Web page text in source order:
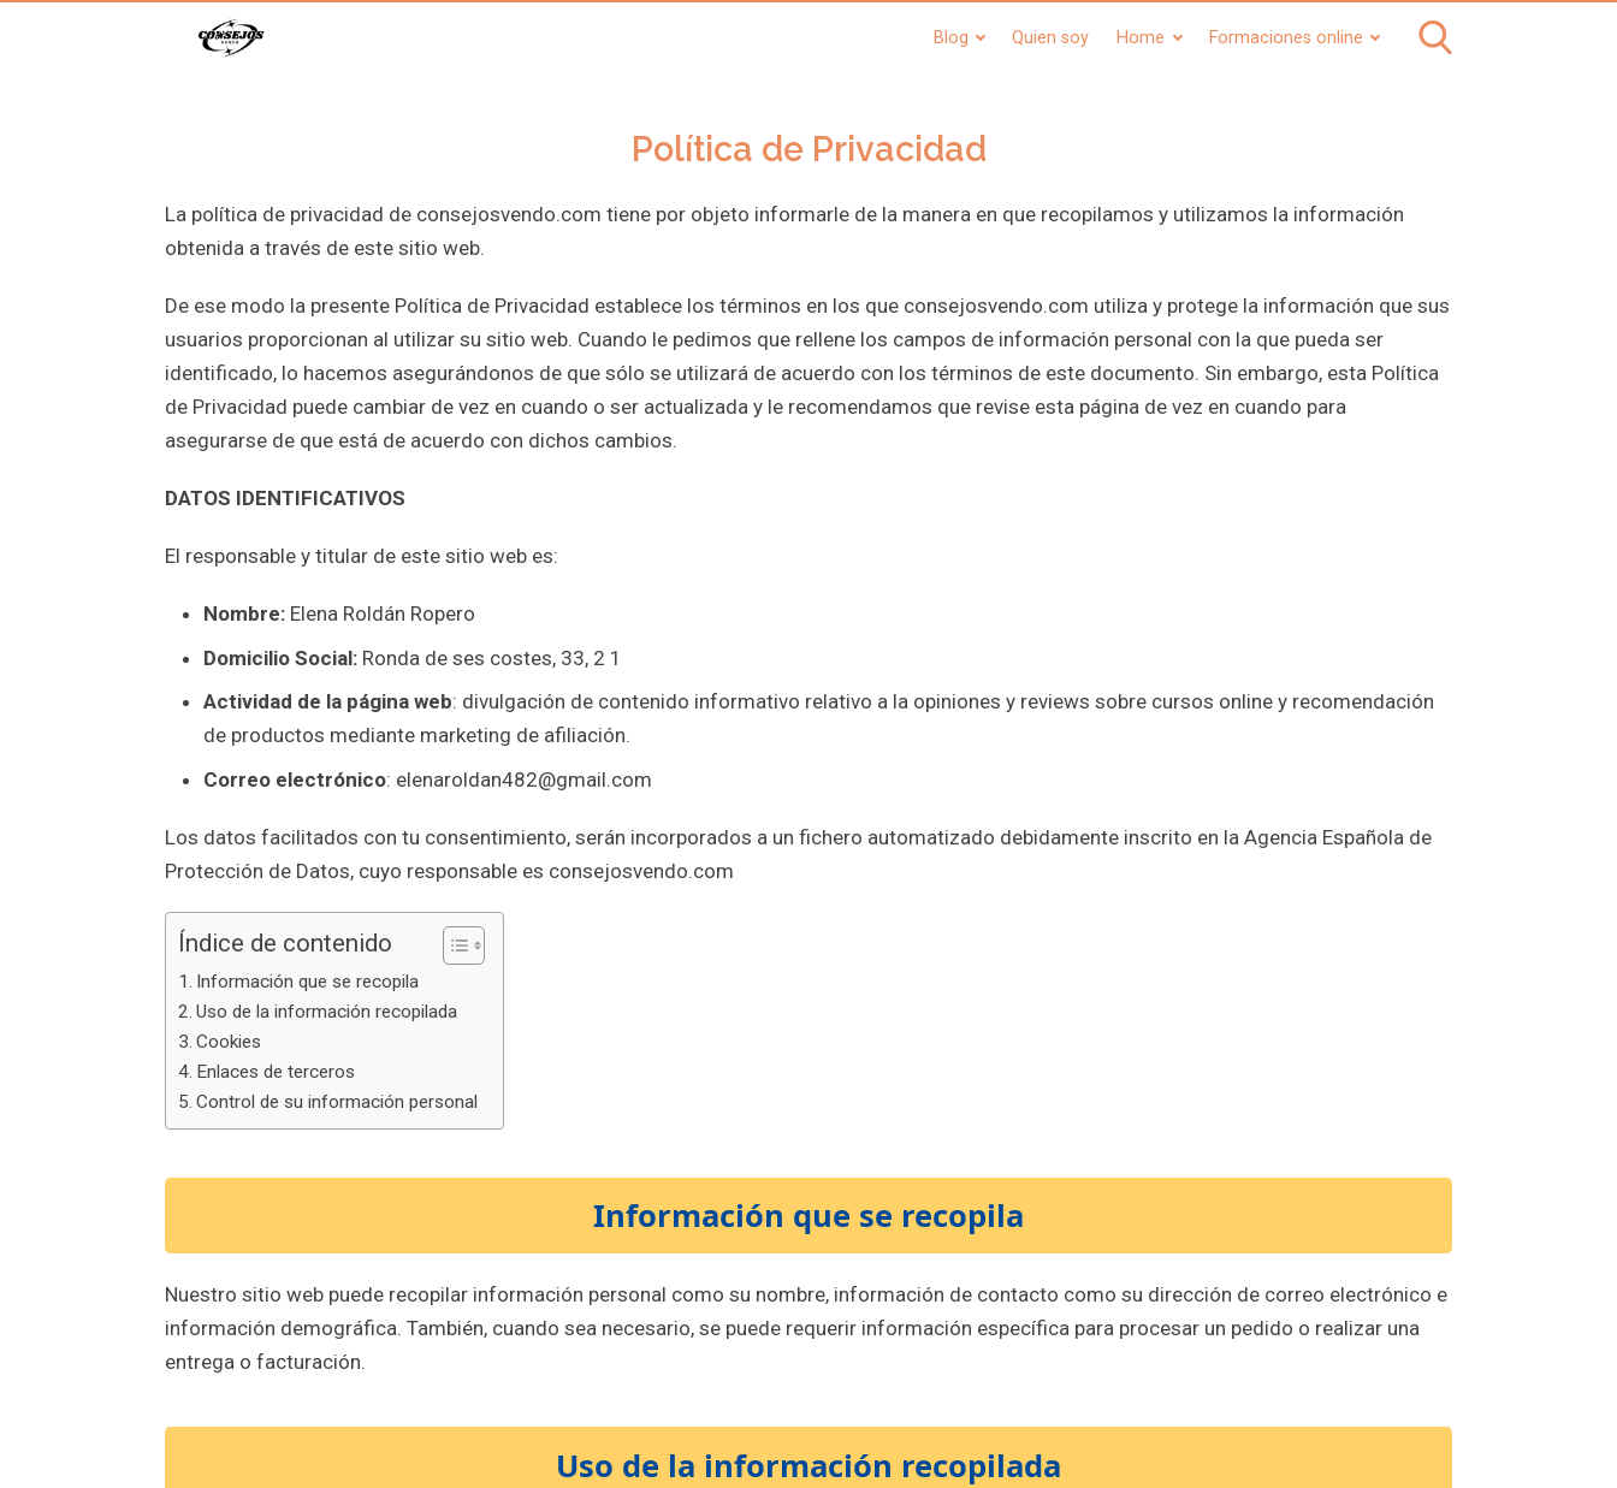
Blog Quien soy Home Formaciones online
Política de Privacidad
La política de privacidad de consejosvendo.com tiene por objeto informarle de la manera en que recopilamos y utilizamos la información
obtenida a través de este sitio web.
De ese modo la presente Política de Privacidad establece los términos en los que consejosvendo.com utiliza y protege la información que sus
usuarios proporcionan al utilizar su sitio web. Cuando le pedimos que rellene los campos de información personal con la que pueda ser
identificado, lo hacemos asegurándonos de que sólo se utilizará de acuerdo con los términos de este documento. Sin embargo, esta Política
de Privacidad puede cambiar de vez en cuando o ser actualizada y le recomendamos que revise esta página de vez en cuando para
asegurarse de que está de acuerdo con dichos cambios.
DATOS IDENTIFICATIVOS
El responsable y titular de este sitio web es:
Nombre: Elena Roldán Ropero
Domicilio Social: Ronda de ses costes, 33, 2 1
Actividad de la página web: divulgación de contenido informativo relativo a la opiniones y reviews sobre cursos online y recomendación
de productos mediante marketing de afiliación.
Correo electrónico: elenaroldan482@gmail.com
Los datos facilitados con tu consentimiento, serán incorporados a un fichero automatizado debidamente inscrito en la Agencia Española de
Protección de Datos, cuyo responsable es consejosvendo.com
Índice de contenido
Información que se recopila
Uso de la información recopilada
Cookies
Enlaces de terceros
Control de su información personal
Información que se recopila
Nuestro sitio web puede recopilar información personal como su nombre, información de contacto como su dirección de correo electrónico e
información demográfica. También, cuando sea necesario, se puede requerir información específica para procesar un pedido o realizar una
entrega o facturación.
Uso de la información recopilada